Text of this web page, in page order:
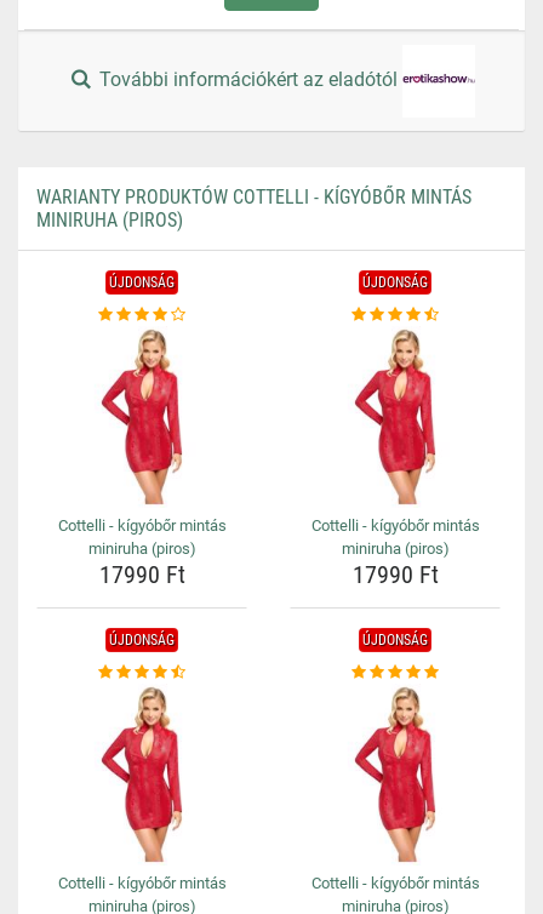
További információkért az eladótól
WARIANTY PRODUKTÓW COTTELLI - KÍGYÓBŐR MINTÁS
MINIRUHA (PIROS)
ÚJDONSÁG
Cottelli - kígyóbőr mintás
miniruha (piros)
17990 Ft
ÚJDONSÁG
Cottelli - kígyóbőr mintás
miniruha (piros)
17990 Ft
ÚJDONSÁG
Cottelli - kígyóbőr mintás
miniruha (piros)
ÚJDONSÁG
Cottelli - kígyóbőr mintás
miniruha (piros)